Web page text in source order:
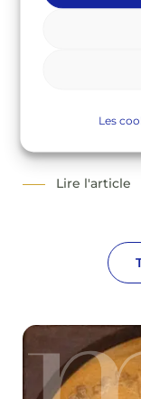
Les
Prêt aux
Lire l'article